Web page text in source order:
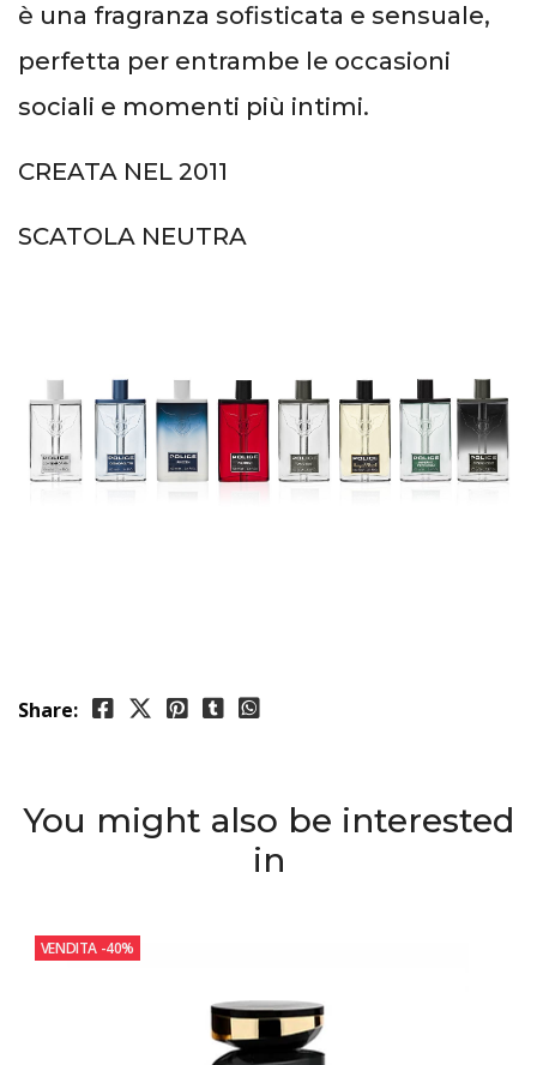
è una fragranza sofisticata e sensuale,
perfetta per entrambe le occasioni
sociali e momenti più intimi.
CREATA NEL 2011
SCATOLA NEUTRA
Share:
You might also be interested
in
VENDITA -40%